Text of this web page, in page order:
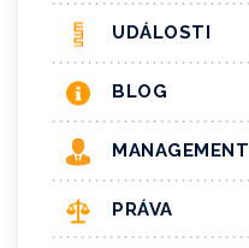
UDÁLOSTI
BLOG
MANAGEMENT
PRÁVA